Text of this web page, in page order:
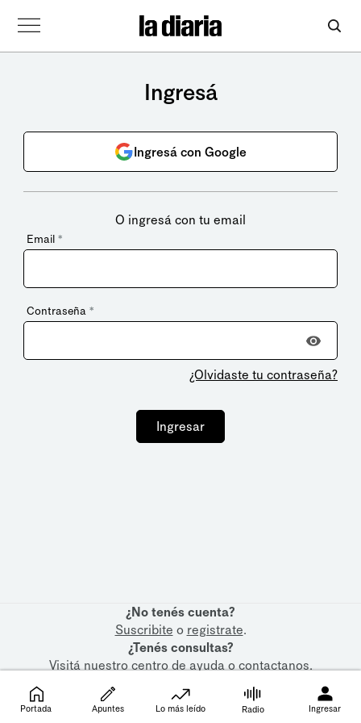
Ingresá
Ingresá con Google
O ingresá con tu email
Email *
Contraseña *
¿Olvidaste tu contraseña?
Ingresar
¿No tenés cuenta?
Suscribite o registrate.
¿Tenés consultas?
Visitá nuestrocentro de ayudaocontactanos.
Portada Apuntes Lo más leído Radio Ingresar